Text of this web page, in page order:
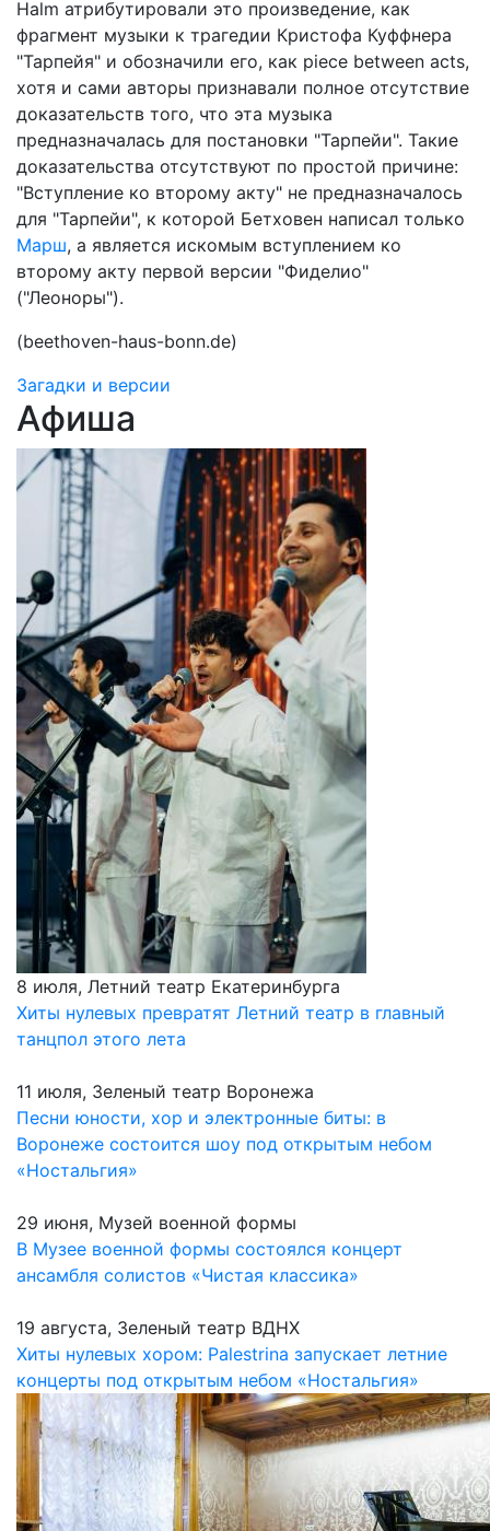
Halm атрибутировали это произведение, как
фрагмент музыки к трагедии Кристофа Куффнера
"Тарпейя" и обозначили его, как piece between acts,
хотя и сами авторы признавали полное отсутствие
доказательств того, что эта музыка
предназначалась для постановки "Тарпейи". Такие
доказательства отсутствуют по простой причине:
"Вступление ко второму акту" не предназначалось
для "Тарпейи", к которой Бетховен написал только
Марш, а является искомым вступлением ко
второму акту первой версии "Фиделио"
("Леоноры").
(beethoven-haus-bonn.de)
Загадки и версии
Афиша
8 июля, Летний театр Екатеринбурга
Хиты нулевых превратят Летний театр в главный
танцпол этого лета
11 июля, Зеленый театр Воронежа
Песни юности, хор и электронные биты: в
Воронеже состоится шоу под открытым небом
«Ностальгия»
29 июня, Музей военной формы
В Музее военной формы состоялся концерт
ансамбля солистов «Чистая классика»
19 августа, Зеленый театр ВДНХ
Хиты нулевых хором: Palestrina запускает летние
концерты под открытым небом «Ностальгия»